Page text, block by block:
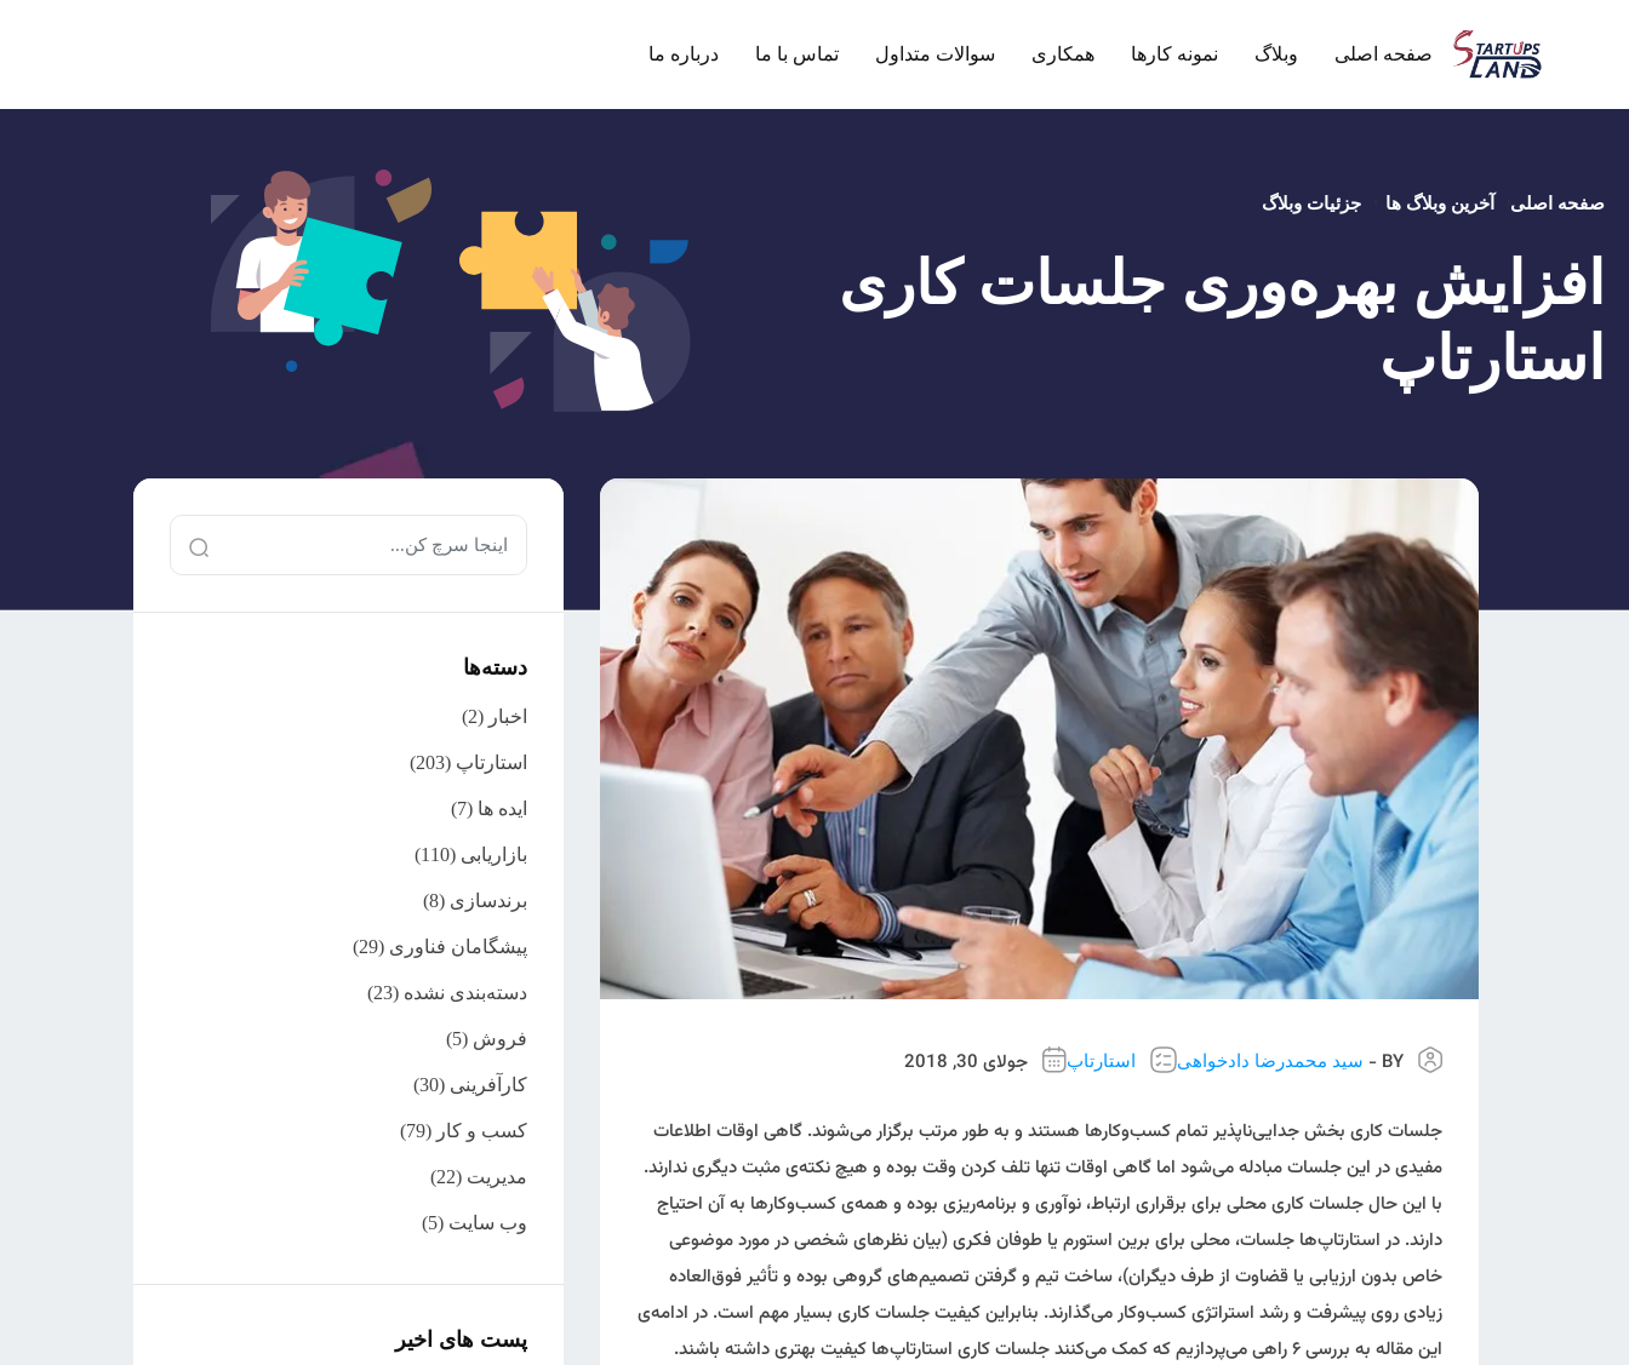
صفحه اصلی وبلاگ نمونه کارها همکاری سوالات متداول تماس با ما درباره ما
صفحه اصلی آخرین وبلاگ ها جزئیات وبلاگ
افزایش بهره‌وری جلسات کاری
استارتاپ
BY - سید محمدرضا دادخواهی استارتاپ جولای 30, 2018
جلسات کاری بخش جدایی‌ناپذیر تمام کسب‌وکارها هستند و به طور مرتب برگزار می‌شوند. گاهی اوقات اطلاعات
مفیدی در این جلسات مبادله می‌شود اما گاهی اوقات تنها تلف کردن وقت بوده و هیچ نکته‌ی مثبت دیگری ندارند.
با این حال جلسات کاری محلی برای برقراری ارتباط، نوآوری و برنامه‌ریزی بوده و همه‌ی کسب‌وکارها به آن احتیاج
دارند. در استارتاپ‌ها جلسات، محلی برای برین استورم یا طوفان فکری (بیان نظرهای شخصی در مورد موضوعی
خاص بدون ارزیابی یا قضاوت از طرف دیگران)، ساخت تیم و گرفتن تصمیم‌های گروهی بوده و تأثیر فوق‌العاده
زیادی روی پیشرفت و رشد استراتژی کسب‌وکار می‌گذارند. بنابراین کیفیت جلسات کاری بسیار مهم است. در ادامه‌ی
این مقاله‌ به بررسی ۶ راهی می‌پردازیم که کمک می‌کنند جلسات کاری استارتاپ‌ها کیفیت بهتری داشته باشند.
دسته‌ها
اخبار (2)
استارتاپ (203)
ایده ها (7)
بازاریابی (110)
برندسازی (8)
پیشگامان فناوری (29)
دسته‌بندی نشده (23)
فروش (5)
کارآفرینی (30)
کسب و کار (79)
مدیریت (22)
وب سایت (5)
پست های اخیر